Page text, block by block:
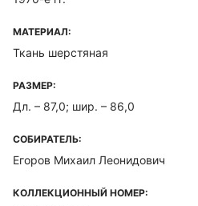
МАТЕРИАЛ:
Ткань шерстяная
РАЗМЕР:
Дл. – 87,0; шир. – 86,0
СОБИРАТЕЛЬ:
Егоров Михаил Леонидович
КОЛЛЕКЦИОННЫЙ НОМЕР: